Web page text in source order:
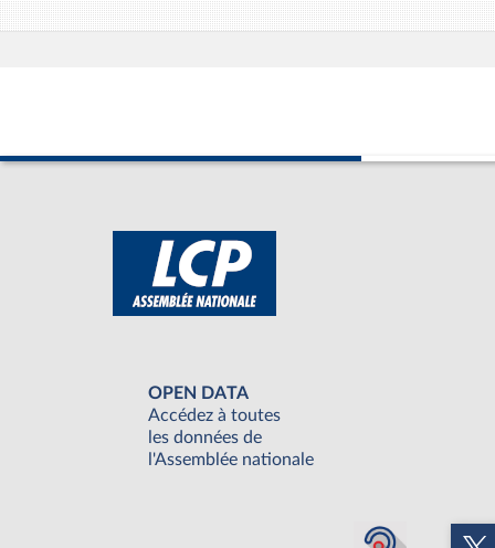
OPEN DATA
Accédez à toutes
les données de
l'Assemblée nationale